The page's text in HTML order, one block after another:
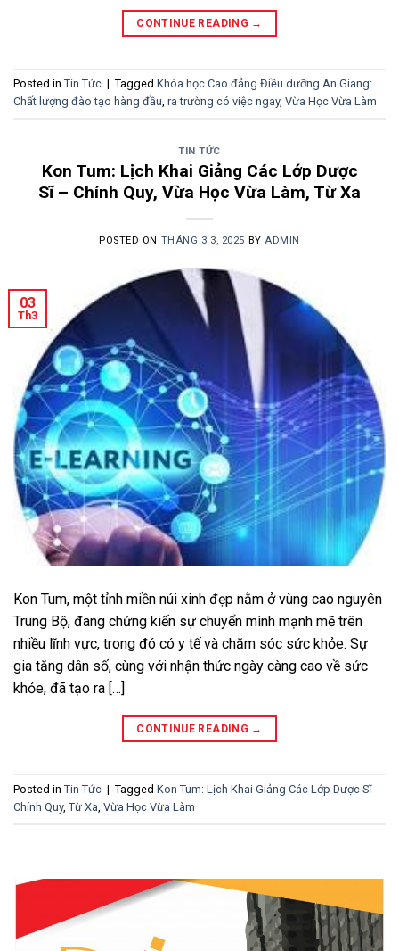
CONTINUE READING →
Posted in Tin Tức | Tagged Khóa học Cao đẳng Điều dưỡng An Giang:
Chất lượng đào tạo hàng đầu, ra trường có việc ngay, Vừa Học Vừa Làm
TIN TỨC
Kon Tum: Lịch Khai Giảng Các Lớp Dược
Sĩ – Chính Quy, Vừa Học Vừa Làm, Từ Xa
POSTED ON THÁNG 3 3, 2025 BYADMIN
03
Th3
Kon Tum, một tỉnh miền núi xinh đẹp nằm ở vùng cao nguyên
Trung Bộ, đang chứng kiến sự chuyển mình mạnh mẽ trên
nhiều lĩnh vực, trong đó có y tế và chăm sóc sức khỏe. Sự
gia tăng dân số, cùng với nhận thức ngày càng cao về sức
khỏe, đã tạo ra […]
CONTINUE READING →
Posted in Tin Tức | Tagged Kon Tum: Lịch Khai Giảng Các Lớp Dược Sĩ -
Chính Quy, Từ Xa, Vừa Học Vừa Làm